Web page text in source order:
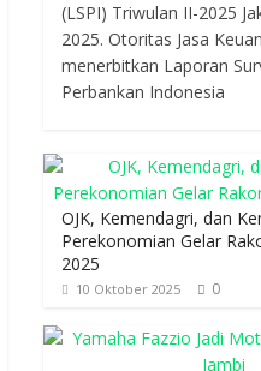
(LSPI) Triwulan II-2025
2025. Otoritas Jasa
menerbitkan Laporan
Perbankan Indonesia
OJK, Kemendagri, dan
Perekonomian Gelar
2025
10 Oktober 2025 0